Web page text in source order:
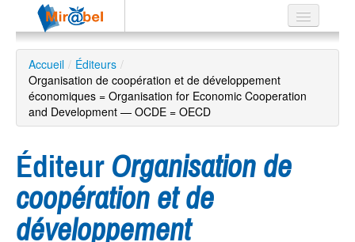
Le réseau
Soutien
Listes
Recherche
avancée
EN
Accueil / Éditeurs /
Organisation de coopération et de développement
économiques = Organisation for Economic Cooperation
and Development — OCDE = OECD
Éditeur Organisation de
coopération et de
développement